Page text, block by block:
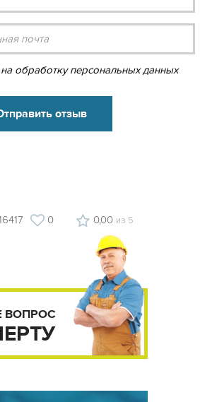
обработку персональных данных
0 0,00 из 5
ВОПРОС